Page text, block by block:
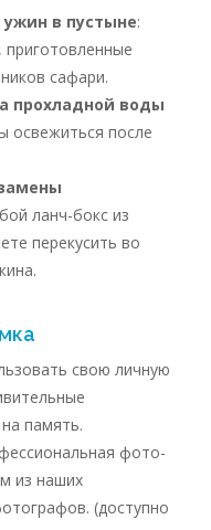
ужин в пустыне:
сафари.
прохладной воды
освежиться после
ланч-бокс из
перекусить во
свою личную
память.
фото-
из наших
(доступно